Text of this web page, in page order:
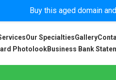
Buy this aged domain
Our SpecialtiesGallery
PhotolookBusiness Bank